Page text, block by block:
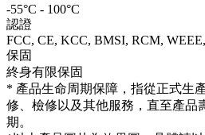
-55°C - 100°C
認證
FCC, CE, KCC, BMSI, RCM,
保固
終身有限保固
* 產品生命周期保障，指從正式生
修、檢修以及其他服務，直至產品
期。